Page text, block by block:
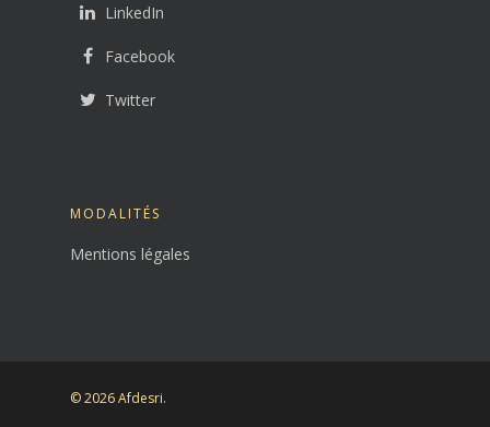
LinkedIn
Facebook
Twitter
MODALITÉS
Mentions légales
© 2026 Afdesri.